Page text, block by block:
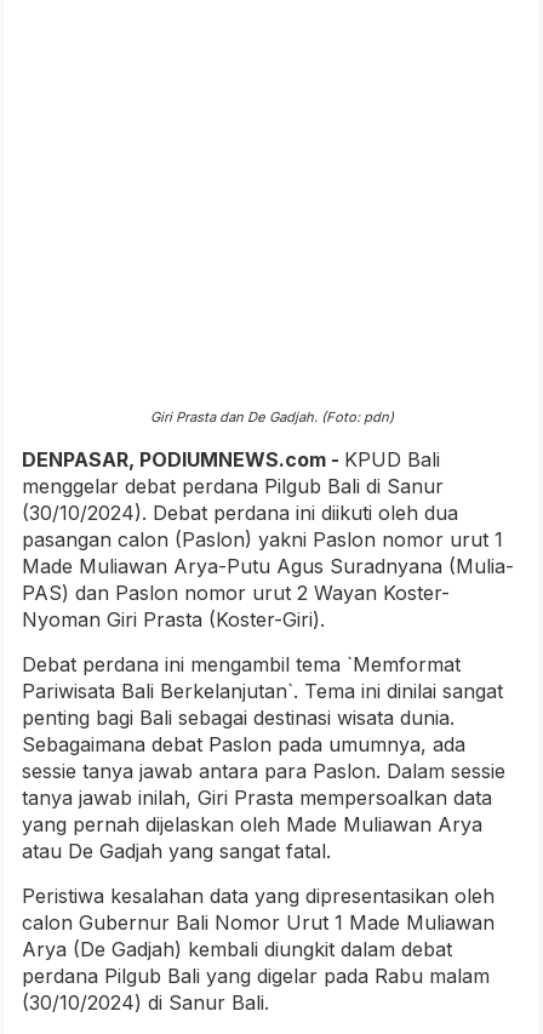
Giri Prasta dan De Gadjah. (Foto: pdn)
DENPASAR, PODIUMNEWS.com - KPUD Bali
menggelar debat perdana Pilgub Bali di Sanur
(30/10/2024). Debat perdana ini diikuti oleh dua
pasangan calon (Paslon) yakni Paslon nomor urut 1
Made Muliawan Arya-Putu Agus Suradnyana (Mulia-
PAS) dan Paslon nomor urut 2 Wayan Koster-
Nyoman Giri Prasta (Koster-Giri).
Debat perdana ini mengambil tema `Memformat
Pariwisata Bali Berkelanjutan`. Tema ini dinilai sangat
penting bagi Bali sebagai destinasi wisata dunia.
Sebagaimana debat Paslon pada umumnya, ada
sessie tanya jawab antara para Paslon. Dalam sessie
tanya jawab inilah, Giri Prasta mempersoalkan data
yang pernah dijelaskan oleh Made Muliawan Arya
atau De Gadjah yang sangat fatal.
Peristiwa kesalahan data yang dipresentasikan oleh
calon Gubernur Bali Nomor Urut 1 Made Muliawan
Arya (De Gadjah) kembali diungkit dalam debat
perdana Pilgub Bali yang digelar pada Rabu malam
(30/10/2024) di Sanur Bali.